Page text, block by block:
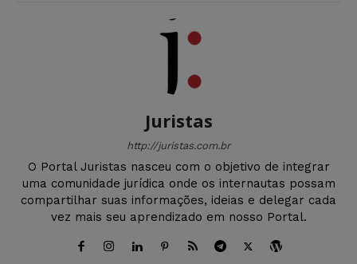
Juristas
http://juristas.com.br
O Portal Juristas nasceu com o objetivo de integrar
uma comunidade jurídica onde os internautas possam
compartilhar suas informações, ideias e delegar cada
vez mais seu aprendizado em nosso Portal.